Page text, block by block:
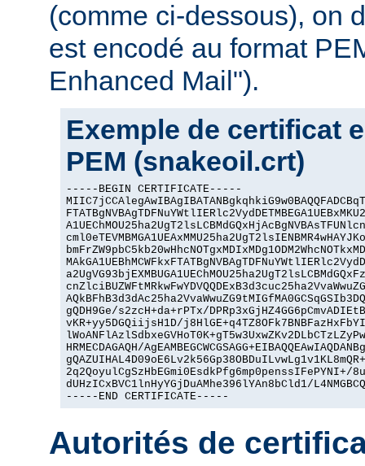
(comme ci-dessous), on
est encodé au format
Enhanced Mail").
Exemple de certificat
PEM (snakeoil.crt)
-----BEGIN CERTIFICATE-----
gQDH9Ge/s2zcH+da+rPTx/
vKR+yy5DGQiijsH1D/
HRMECDAGAQH/
2q2QoyulCgSzHbEGmi0EsdkPfg6mp0penssIFePYNI+/
dUHzICxBVC1lnHyYGjDuAMhe396lYAn8bCld1/
-----END CERTIFICATE-----
Autorités de